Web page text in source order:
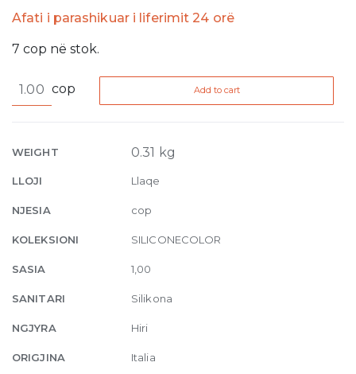
Afati i parashikuar i liferimit 24 orë
7 cop në stok.
Color
quantity
cop Add to cart
WEIGHT 0.31 kg
LLOJI Llaqe
NJESIA cop
KOLEKSIONI SILICONECOLOR
SASIA 1,00
SANITARI Silikona
NGJYRA Hiri
ORIGJINA Italia